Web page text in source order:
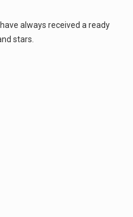
always received a ready
stars.